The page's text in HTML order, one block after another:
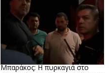
Μπαράκος: Η πυρκαγιά στο